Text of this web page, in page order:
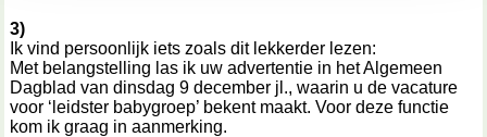
3)
Ik vind persoonlijk iets zoals dit lekkerder lezen:
Met belangstelling las ik uw advertentie in het Algemeen
Dagblad van dinsdag 9 december jl., waarin u de vacature
voor ‘leidster babygroep’ bekent maakt. Voor deze functie
kom ik graag in aanmerking.